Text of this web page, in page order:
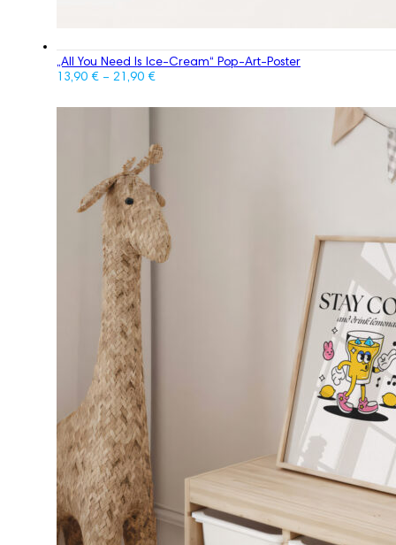
„All You Need Is Ice-Cream“ Pop-Art-Poster
13,90 € – 21,90 €